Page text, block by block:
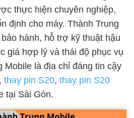
thực hiện chuyên nghiệp,
định cho máy. Thành Trung
hành, hỗ trợ kỹ thuật hậu
giá hợp lý và thái độ phục vụ
Mobile là địa chỉ đáng tin cậy
thay pin S20, thay pin S20
tại Sài Gòn.